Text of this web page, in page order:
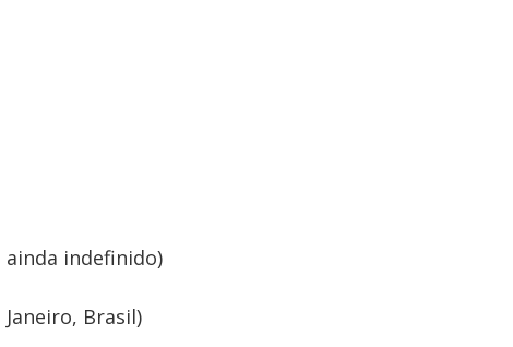
ainda indefinido)
Janeiro, Brasil)